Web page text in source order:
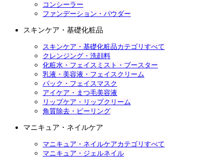
コンシーラー
ファンデーション・パウダー
スキンケア・基礎化粧品
スキンケア・基礎化粧品カテゴリすべて
クレンジング・洗顔料
化粧水・フェイスミスト・ブースター
乳液・美容液・フェイスクリーム
パック・フェイスマスク
アイケア・まつ毛美容液
リップケア・リップクリーム
角質除去・ピーリング
マニキュア・ネイルケア
マニキュア・ネイルケアカテゴリすべて
マニキュア・ジェルネイル